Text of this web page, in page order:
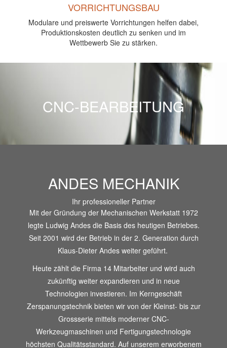
VORRICHTUNGSBAU
Modulare und preiswerte Vorrichtungen helfen dabei,
Produktionskosten deutlich zu senken und im
Wettbewerb Sie zu stärken.
CNC-BEARBEITUNG
ANDES MECHANIK
Ihr professioneller Partner
Mit der Gründung der Mechanischen Werkstatt 1972
legte Ludwig Andes die Basis des heutigen Betriebes.
Seit 2001 wird der Betrieb in der 2. Generation durch
Klaus-Dieter Andes weiter geführt.
Heute zählt die Firma 14 Mitarbeiter und wird auch
zukünftig weiter expandieren und in neue
Technologien investieren. Im Kerngeschäft
Zerspanungstechnik bieten wir von der Kleinst- bis zur
Grossserie mittels moderner CNC-
Werkzeugmaschinen und Fertigungstechnologie
höchsten Qualitätsstandard. Auf unserem erworbenem